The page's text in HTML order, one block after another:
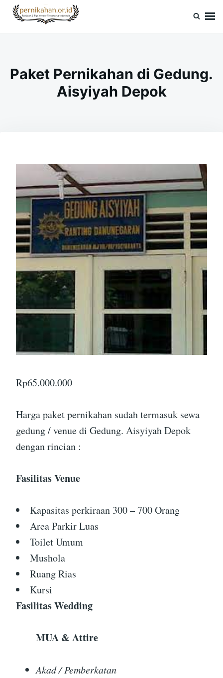
SkipSearch
for:
Paket Pernikahan di Gedung.
Aisyiyah Depok
Rp65.000.000
Harga paket pernikahan sudah termasuk sewa
gedung / venue di Gedung. Aisyiyah Depok
dengan rincian :
Fasilitas Venue
Kapasitas perkiraan 300 – 700 Orang
Area Parkir Luas
Toilet Umum
Mushola
Ruang Rias
Kursi
Fasilitas Wedding
MUA & Attire
Akad / Pemberkatan